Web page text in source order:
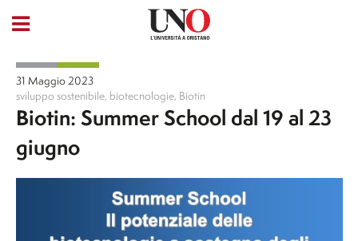
31 Maggio 2023
sviluppo sostenibile, biotecnologie, Biotin
Biotin: Summer School dal 19 al 23
giugno